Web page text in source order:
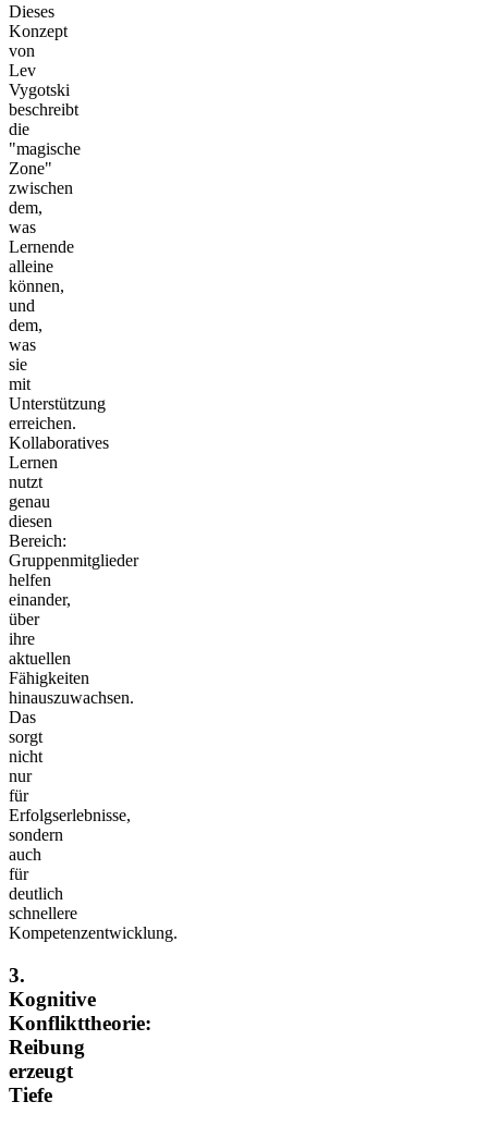
Dieses
Konzept
von
Lev
Vygotski
beschreibt
die
"magische
Zone"
zwischen
dem,
was
Lernende
alleine
können,
und
dem,
was
sie
mit
Unterstützung
erreichen.
Kollaboratives
Lernen
nutzt
genau
diesen
Bereich:
Gruppenmitglieder
helfen
einander,
über
ihre
aktuellen
Fähigkeiten
hinauszuwachsen.
Das
sorgt
nicht
nur
für
Erfolgserlebnisse,
sondern
auch
für
deutlich
schnellere
Kompetenzentwicklung.
3.
Kognitive
Konflikttheorie:
Reibung
erzeugt
Tiefe